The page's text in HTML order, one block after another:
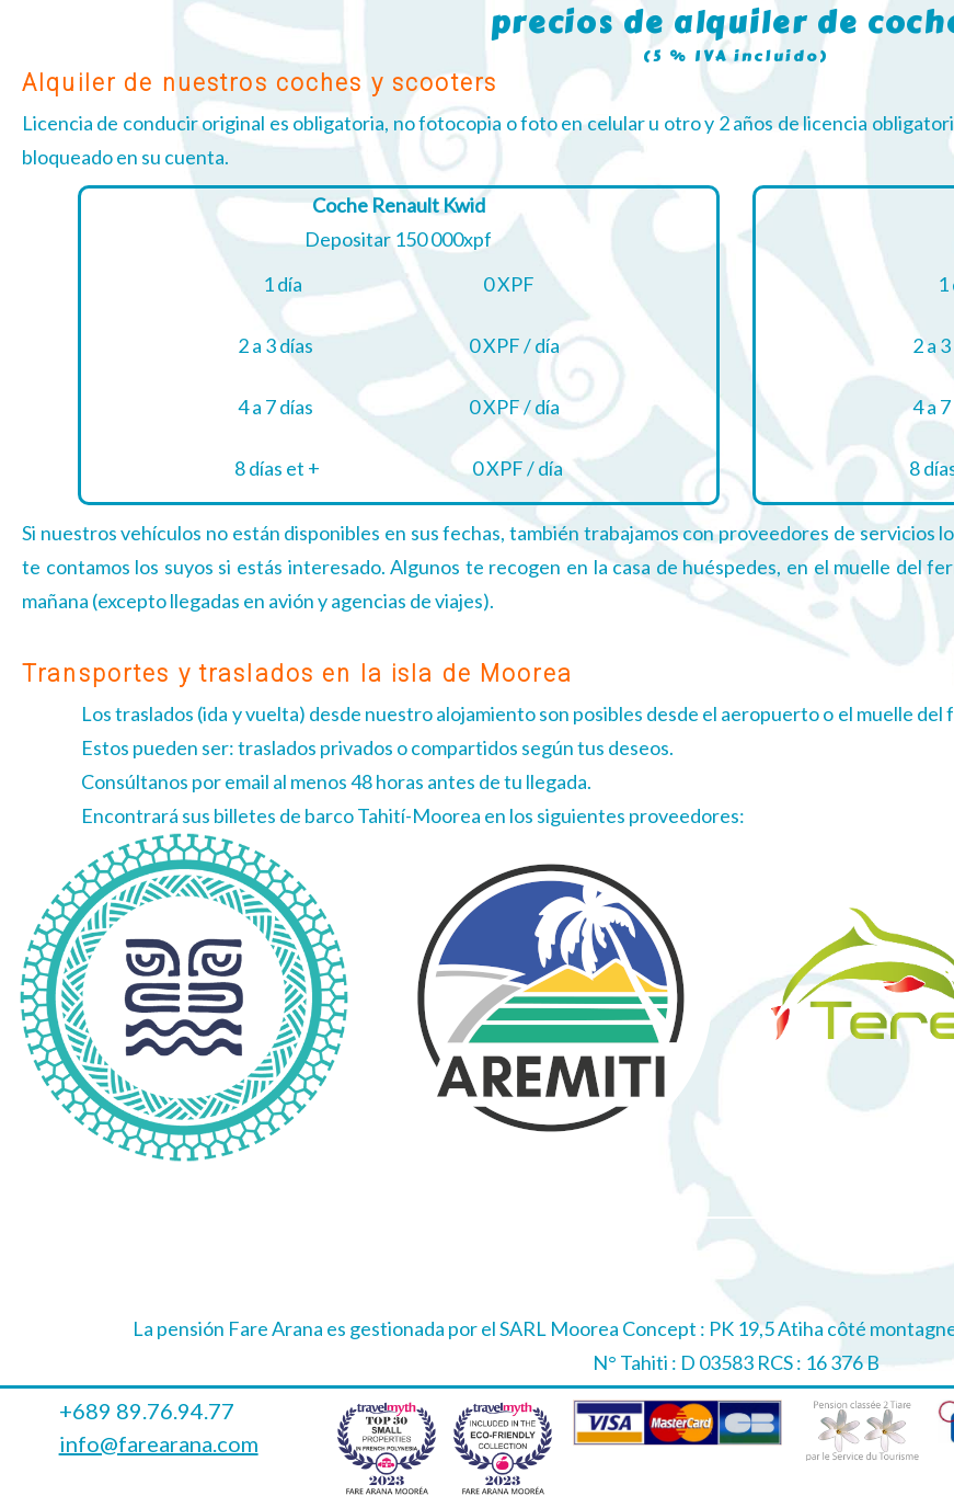
precios de alquiler de
(5 % IVA incluido)
Alquiler de nuestros coches y scooters
Licencia de conducir original es obligatoria, no fotocopia o foto en celular u otro y 2 años de licencia
bloqueado en su cuenta.
Coche Renault Kwid
Depositar 150 000xpf
1 día
0 XPF
2 a 3 días 0 XPF / día
4 a 7 días 0 XPF / día
8 días et + 0 XPF / día
1
2 a
4 a
8
Si nuestros vehículos no están disponibles en sus fechas, también trabajamos con proveedores de servicios
te contamos los suyos si estás interesado. Algunos te recogen en la casa de huéspedes, en el muelle del
mañana (excepto llegadas en avión y agencias de viajes).
Transportes y traslados en la isla de Moorea
Los traslados (ida y vuelta) desde nuestro alojamiento son posibles desde el aeropuerto o el muelle
Estos pueden ser: traslados privados o compartidos según tus deseos.
Consúltanos por email al menos 48 horas antes de tu llegada.
Encontrará sus billetes de barco Tahití-Moorea en los siguientes proveedores:
La pensión Fare Arana es gestionada por el SARL Moorea Concept : PK 19,5 Atiha côté
N° Tahiti : D 03583 RCS : 16 376 B
+689 89.76.94.77
info@farearana.com